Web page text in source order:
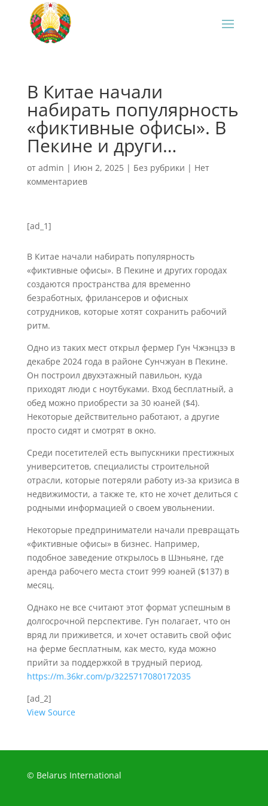
‍В Китае начали
набирать популярность
«фиктивные офисы». В
Пекине и други…
от admin | Июн 2, 2025| Без рубрики | Нет
комментариев
[ad_1]
В Китае начали набирать популярность
«фиктивные офисы». В Пекине и других городах
создаются пространства для временно
безработных, фрилансеров и офисных
сотрудников, которые хотят сохранить рабочий
ритм.
Одно из таких мест открыл фермер Гун Чжэнцзэ в
декабре 2024 года в районе Сунчжуан в Пекине.
Он построил двухэтажный павильон, куда
приходят люди с ноутбуками. Вход бесплатный, а
обед можно приобрести за 30 юаней ($4).
Некоторые действительно работают, а другие
просто сидят и смотрят в окно.
Среди посетителей есть выпускники престижных
университетов, специалисты строительной
отрасли, которые потеряли работу из-за кризиса в
недвижимости, а также те, кто не хочет делиться с
родными информацией о своем увольнении.
Некоторые предприниматели начали превращать
«фиктивные офисы» в бизнес. Например,
подобное заведение открылось в Шэньяне, где
аренда рабочего места стоит 999 юаней ($137) в
месяц.
Однако не все считают этот формат успешным в
долгосрочной перспективе. Гун полагает, что он
вряд ли приживется, и хочет оставить свой офис
на ферме бесплатным, как место, куда можно
прийти за поддержкой в трудный период.
https://m.36kr.com/p/3225717080172035
[ad_2]
View Source
© Belarus International